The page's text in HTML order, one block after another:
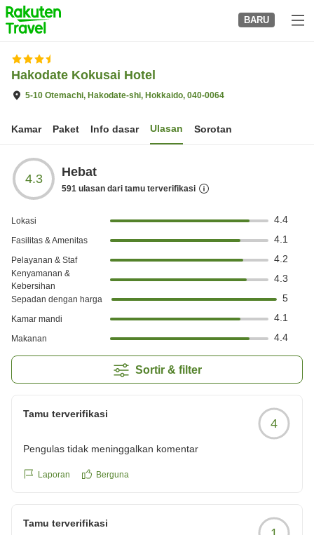
to
top
page
BARU
Hakodate Kokusai Hotel
5-10 Otemachi, Hakodate-shi, Hokkaido, 040-0064
Kamar Paket Info dasar Ulasan Sorotan
4.3 Hebat
591 ulasan dari tamu terverifikasi
Lokasi 4.4
Fasilitas & Amenitas 4.1
Pelayanan & Staf 4.2
Kenyamanan &
Kebersihan
4.3
Sepadan dengan harga 5
Kamar mandi 4.1
Makanan 4.4
Sortir & filter
Tamu terverifikasi
4
Pengulas tidak meninggalkan komentar
Laporan Berguna
Tamu terverifikasi